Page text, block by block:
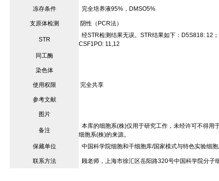
冻存条件 完全培养液95%，DMSO5%
支原体检测 阴性（PCR法）
STR
经STR检测结果无误。STR结果如下：D5S818: 12
CSF1PO: 11,12
同工酶
染色体
使用权限 完全共享
参考文献
图片
备注
本库的细胞系(株)仅用于研究工作，未经许可不得用
细胞系(株)的来源。
保藏单位
中国科学院细胞和干细胞库/国家模式与特色实验细
联系方法 顾老师，上海市徐汇区岳阳路320号中国科学院分